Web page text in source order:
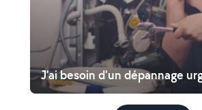
J'ai besoin d'un dépannage